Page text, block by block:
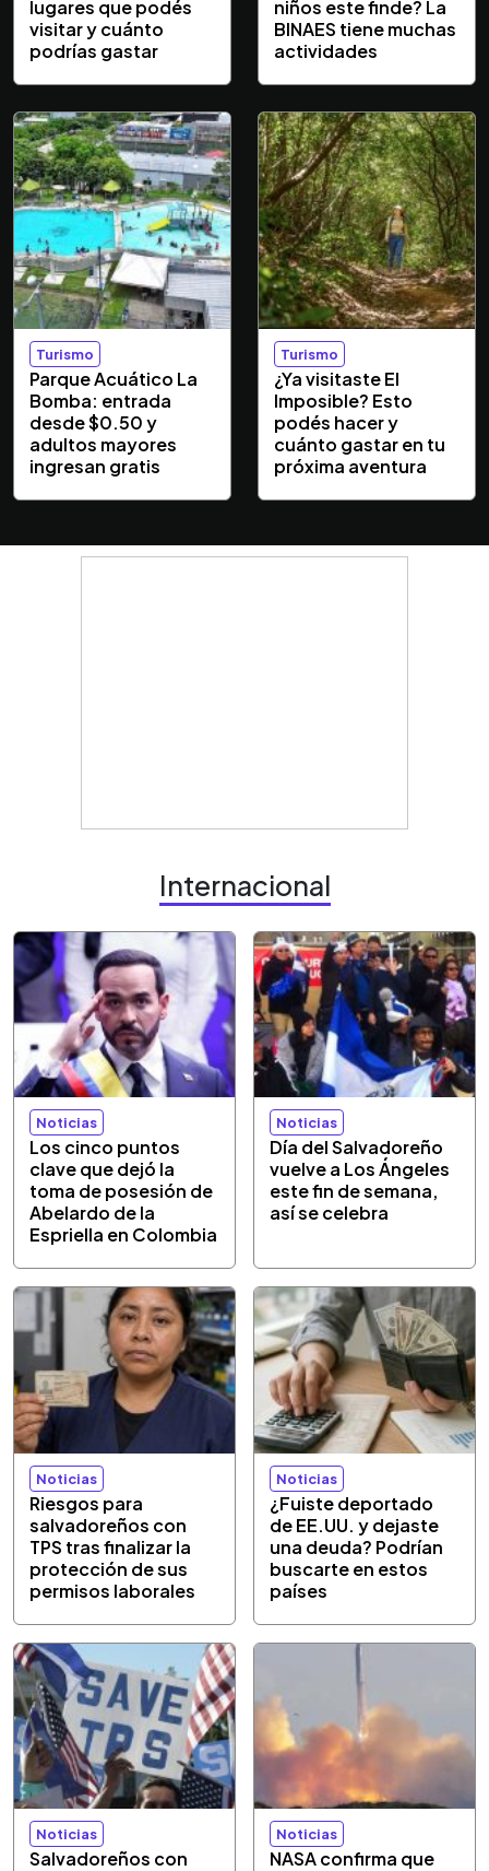
lugares que podés
visitar y cuánto
podrías gastar
niños este finde? La
BINAES tiene muchas
actividades
Turismo
Parque Acuático La
Bomba: entrada
desde $0.50 y
adultos mayores
ingresan gratis
Turismo
¿Ya visitaste El
Imposible? Esto
podés hacer y
cuánto gastar en tu
próxima aventura
Internacional
Noticias
Los cinco puntos
clave que dejó la
toma de posesión de
Abelardo de la
Espriella en Colombia
Noticias
Día del Salvadoreño
vuelve a Los Ángeles
este fin de semana,
así se celebra
Noticias
Riesgos para
salvadoreños con
TPS tras finalizar la
protección de sus
permisos laborales
Noticias
¿Fuiste deportado
de EE.UU. y dejaste
una deuda? Podrían
buscarte en estos
países
Noticias
Salvadoreños con
Noticias
NASA confirma que